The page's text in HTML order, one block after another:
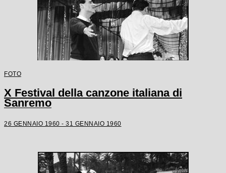
FOTO
X Festival della canzone italiana di
Sanremo
26 GENNAIO 1960 - 31 GENNAIO 1960